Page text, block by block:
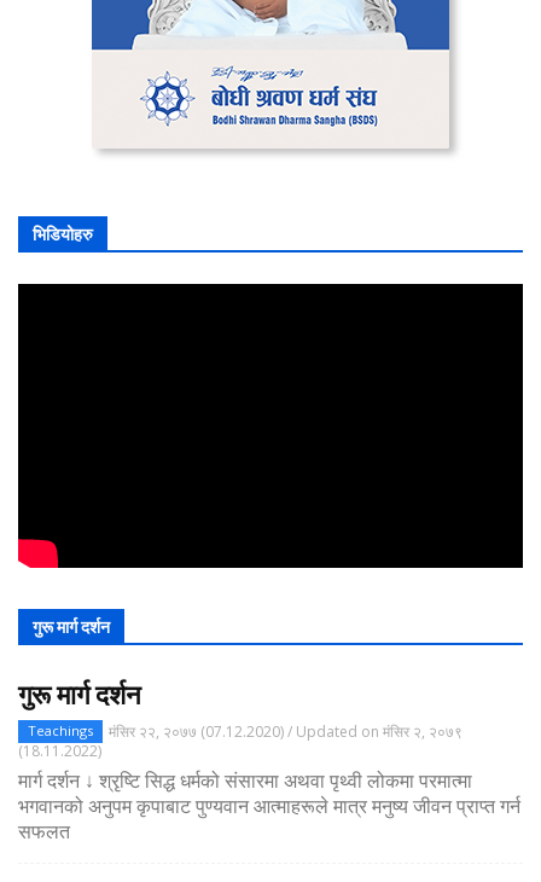
भिडियोहरु
गुरू मार्ग दर्शन
गुरू मार्ग दर्शन
Teachings
मंसिर २२, २०७७ (07.12.2020) / Updated on मंसिर २, २०७९
(18.11.2022)
मार्ग दर्शन ↓ श्रृष्टि सिद्ध धर्मको संसारमा अथवा पृथ्वी लोकमा परमात्मा
भगवानको अनुपम कृपाबाट पुण्यवान आत्माहरूले मात्र मनुष्य जीवन प्राप्त गर्न
सफलत